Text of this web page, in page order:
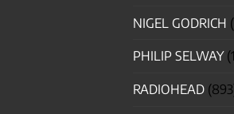
NIGEL GODRICH
PHILIP SELWAY
RADIOHEAD